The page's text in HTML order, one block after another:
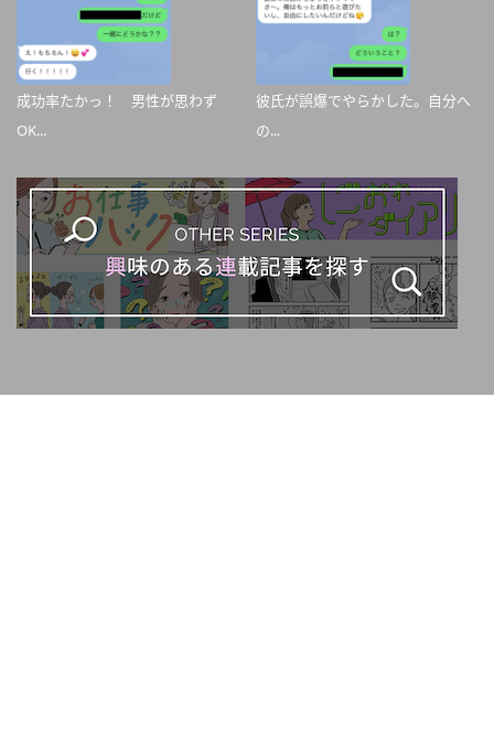
成功率たかっ！ 男性が思わず
OK...
彼氏が誤爆でやらかした。自分へ
の...